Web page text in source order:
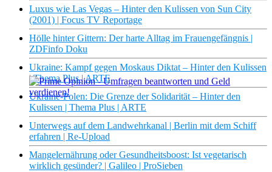
Luxus wie Las Vegas – Hinter den Kulissen von Sun City
(2001) | Focus TV Reportage
Hölle hinter Gittern: Der harte Alltag im Frauengefängnis |
ZDFinfo Doku
Ukraine: Kampf gegen Moskaus Diktat – Hinter den Kulissen
| Thema Plus | ARTE
Ukraine-Polen: Die Grenze der Solidarität – Hinter den
Kulissen | Thema Plus | ARTE
Unterwegs auf dem Landwehrkanal | Berlin mit dem Schiff
erfahren | Re-Upload
Mangelernährung oder Gesundheitsboost: Ist vegetarisch
wirklich gesünder? | Galileo | ProSieben